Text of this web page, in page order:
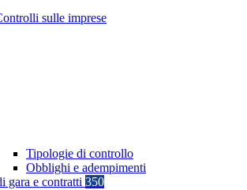
sulle imprese
Tipologie di controllo
Obblighi e adempimenti
gara e contratti 350